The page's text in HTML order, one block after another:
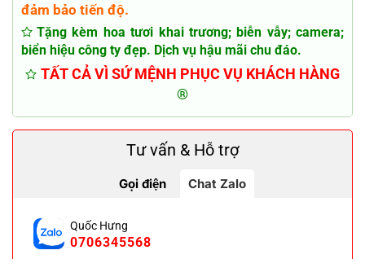
đảm bảo tiến độ.
Tặng kèm hoa tươi khai trương; biễn vẫy; camera;
biển hiệu công ty đẹp. Dịch vụ hậu mãi chu đáo.
TẤT CẢ VÌ SỨ MỆNH PHỤC VỤ KHÁCH HÀNG
®
Tư vấn & Hỗ trợ
Gọi điện Chat Zalo
Quốc Hưng
0706345568